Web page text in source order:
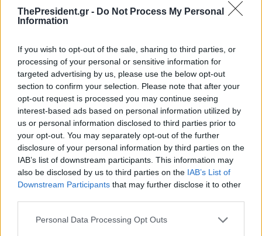
ThePresident.gr - Do Not Process My Personal
Information
If you wish to opt-out of the sale, sharing to third parties, or
processing of your personal or sensitive information for
targeted advertising by us, please use the below opt-out
section to confirm your selection. Please note that after your
opt-out request is processed you may continue seeing
interest-based ads based on personal information utilized by
us or personal information disclosed to third parties prior to
your opt-out. You may separately opt-out of the further
disclosure of your personal information by third parties on the
IAB’s list of downstream participants. This information may
also be disclosed by us to third parties on the IAB’s List of
Downstream Participants that may further disclose it to other
Personal Data Processing Opt Outs